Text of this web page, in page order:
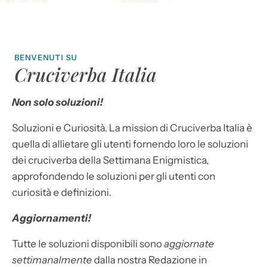
BENVENUTI SU
Cruciverba Italia
Non solo soluzioni!
Soluzioni e Curiosità. La mission di Cruciverba Italia è
quella di allietare gli utenti fornendo loro le soluzioni
dei cruciverba della Settimana Enigmistica,
approfondendo le soluzioni per gli utenti con
curiosità e definizioni.
Aggiornamenti!
Tutte le soluzioni disponibili sonoaggiornate
settimanalmente dalla nostra Redazione in